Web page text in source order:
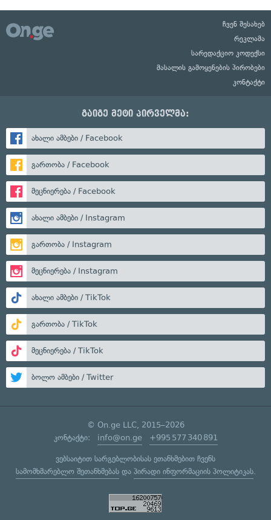
ჩვენ შესახებ
რეკლამა
სარედაქციო კოდექსი
მასალის გამოყენების პირობები
კონტაქტი
გაიგე მეტი პირველმა:
ახალი ამბები / Facebook
გართობა / Facebook
მეცნიერება / Facebook
ახალი ამბები / Instagram
გართობა / Instagram
მეცნიერება / Instagram
ახალი ამბები / TikTok
გართობა / TikTok
მეცნიერება / TikTok
ბოლო ამბები / Twitter
© On.ge LLC, 2015–2026
კონტაქტი: info@on.ge +995 577 340 891
ვებსაიტით სარგებლობისას ეთანხმებით ჩვენს
სამომხმარებლო შეთანხმებასდა პირადი ინფორმაციის პოლიტიკას.